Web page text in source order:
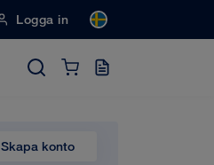
Logga in
Skapa konto